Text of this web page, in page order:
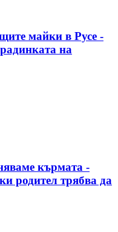
майки в Русе -
на
кърмата -
родител трябва да